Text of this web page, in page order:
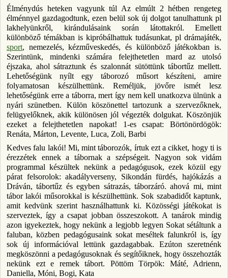
Élménydús heteken vagyunk túl Az elmúlt 2 hétben rengeteg
élménnyel gazdagodtunk, ezen belül sok új dolgot tanulhattunk pl
lakhelyünkről, kirándulásaink során látottakról. Emellett
különböző témákban is kipróbálhattuk tudásunkat, pl drámajáték,
sport, nemezelés, kézműveskedés, és különböző játékokban is.
Szerintünk, mindenki számára felejthetetlen mard az utolsó
éjszaka, ahol sátraztunk és szalonnát sütöttünk tábortűz mellett.
Lehetőségünk nyílt egy táborozó műsort készíteni, amire
folyamatosan készülhettünk. Reméljük, jövőre ismét lesz
lehetőségünk erre a táborra, mert így nem kell unatkozva ülnünk a
nyári szünetben. Külön köszönettel tartozunk a szervezőknek,
felügyelőknek, akik különösen jól végezték dolgukat. Köszönjük
ezeket a felejthetetlen napokat! 1-es csapat: Börtönördögök:
Renáta, Márton, Levente, Luca, Zoli, Barbi
Kedves falu lakói! Mi, mint táborozók, írtuk ezt a cikket, hogy ti is
érezzétek ennek a tábornak a szépségeit. Nagyon sok vidám
programmal készültek nekünk a pedagógusok, ezek közül egy
párat felsorolok: akadályverseny, Sikondán fürdés, hajókázás a
Dráván, tábortűz és egyben sátrazás, táborzáró. ahová mi, mint
tábor lakói műsorokkal is készülhettünk. Sok szabadidőt kaptunk,
amit kedvünk szerint használhattunk ki. Közösségi játékokat is
szerveztek, így a csapat jobban összeszokott. A tanárok mindig
azon igyekeztek, hogy nekünk a legjobb legyen Sokat sétáltunk a
faluban, közben pedagógusaink sokat meséltek falunkról is, így
sok új információval lettünk gazdagabbak. Ezúton szeretnénk
megköszönni a pedagógusoknak és segítőiknek, hogy összehozták
nekünk ezt e remek tábort. Pöttöm Törpök: Máté, Adrienn,
Daniella, Móni, Bogi, Kata